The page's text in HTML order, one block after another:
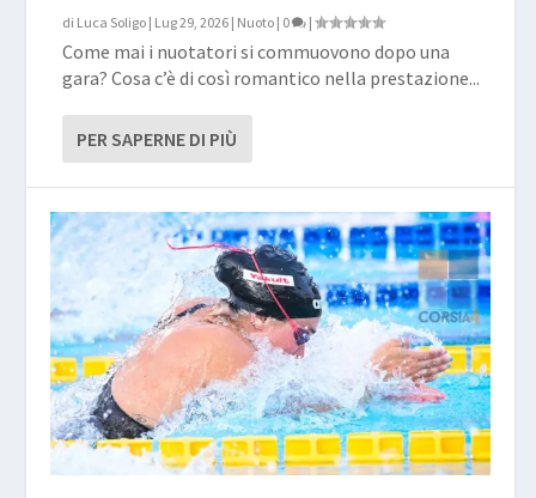
di Luca Soligo | Lug 29, 2026 | Nuoto | 0 |
Come mai i nuotatori si commuovono dopo una
gara? Cosa c’è di così romantico nella prestazione...
PER SAPERNE DI PIÙ